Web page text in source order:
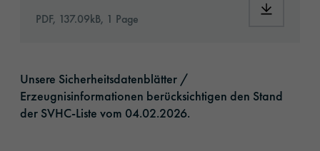
PDF, 137.09kB, 1 Page
Unsere Sicherheitsdatenblätter /
Erzeugnisinformationen berücksichtigen den Stand
der SVHC-Liste vom 04.02.2026.​